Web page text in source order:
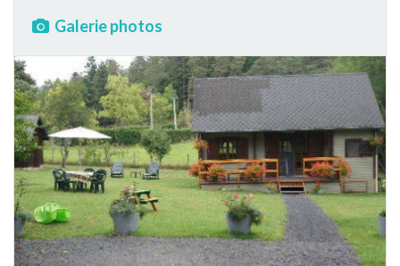
Galerie photos